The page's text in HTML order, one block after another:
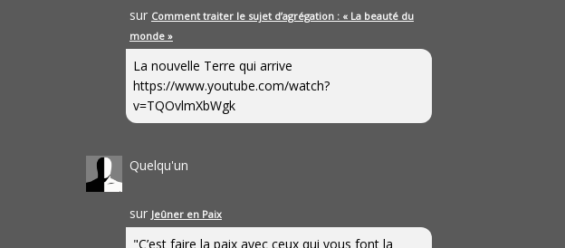
sur Comment traiter le sujet d’agrégation : « La beauté du
monde »
La nouvelle Terre qui arrive
https://www.youtube.com/watch?
v=TQOvlmXbWgk
Quelqu'un
sur Jeûner en Paix
"C’est faire la paix avec ceux qui vous font la